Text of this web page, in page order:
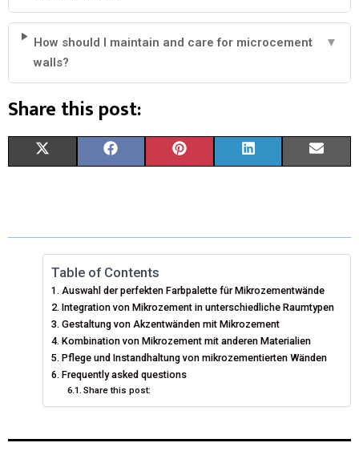
How should I maintain and care for microcement
walls?
▼
Share this post:
W
I
T
T
E
R
)
E
B
O
O
K
T
R
E
S
K
D
I
N
I
Table of Contents
Auswahl der perfekten Farbpalette für Mikrozementwände
Integration von Mikrozement in unterschiedliche Raumtypen
Gestaltung von Akzentwänden mit Mikrozement
Kombination von Mikrozement mit anderen Materialien
Pflege und Instandhaltung von mikrozementierten Wänden
Frequently asked questions
Share this post: